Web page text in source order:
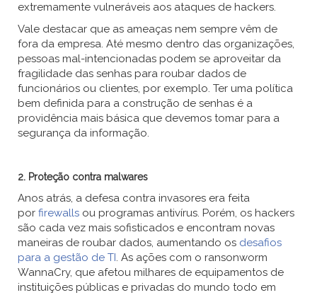
extremamente vulneráveis aos ataques de hackers.
Vale destacar que as ameaças nem sempre vêm de
fora da empresa. Até mesmo dentro das organizações,
pessoas mal-intencionadas podem se aproveitar da
fragilidade das senhas para roubar dados de
funcionários ou clientes, por exemplo. Ter uma política
bem definida para a construção de senhas é a
providência mais básica que devemos tomar para a
segurança da informação.
2. Proteção contra malwares
Anos atrás, a defesa contra invasores era feita
por firewalls ou programas antivírus. Porém, os hackers
são cada vez mais sofisticados e encontram novas
maneiras de roubar dados, aumentando os desafios
para a gestão de TI. As ações com o ransonworm
WannaCry, que afetou milhares de equipamentos de
instituições públicas e privadas do mundo todo em